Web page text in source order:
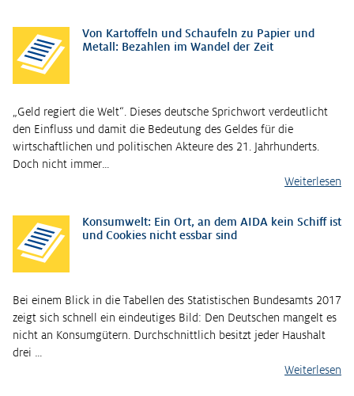
Von Kartoffeln und Schaufeln zu Papier und
Metall: Bezahlen im Wandel der Zeit
„Geld regiert die Welt“. Dieses deutsche Sprichwort verdeutlicht
den Einfluss und damit die Bedeutung des Geldes für die
wirtschaftlichen und politischen Akteure des 21. Jahrhunderts.
Doch nicht immer…
Weiterlesen
Konsumwelt: Ein Ort, an dem AIDA kein Schiff ist
und Cookies nicht essbar sind
Bei einem Blick in die Tabellen des Statistischen Bundesamts 2017
zeigt sich schnell ein eindeutiges Bild: Den Deutschen mangelt es
nicht an Konsumgütern. Durchschnittlich besitzt jeder Haushalt
drei …
Weiterlesen